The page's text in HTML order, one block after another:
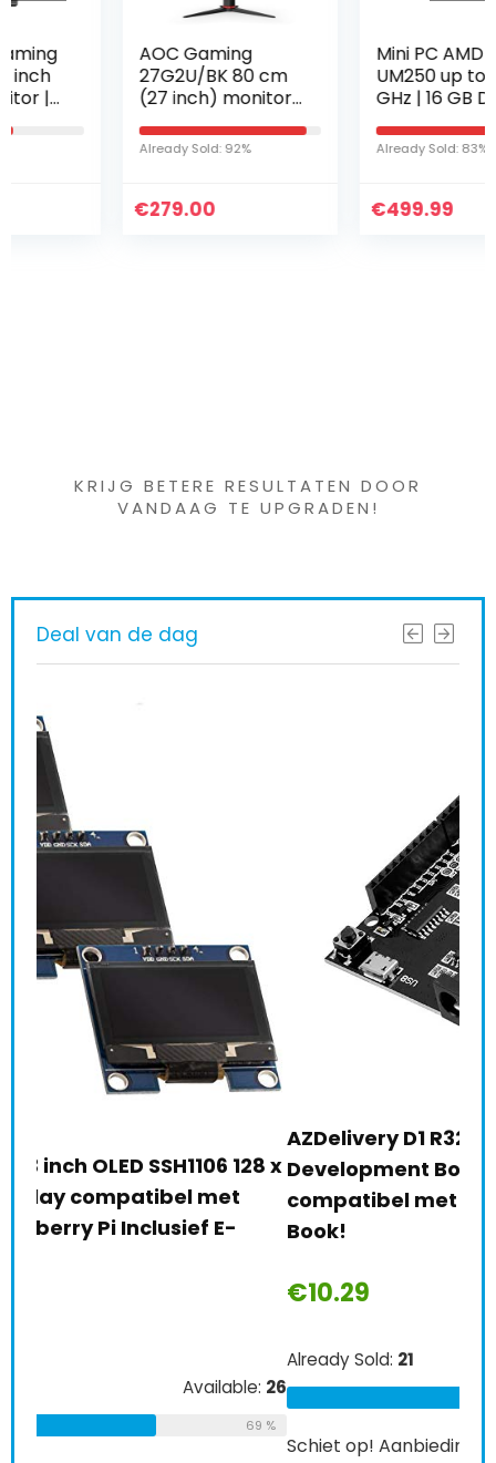
AOC Gaming
27G2U/BK 80 cm
(27 inch) monitor
DisplayPort, Free-
1920×1080…
Already Sold: 92%
Mini PC AMD Ryzen
UM250 up to 3.6
GHz | 16 GB DDR4
RAM 256 GB SSD
Desktop PC |
Already Sold: 83%
KRIJG BETERE RESULTATEN DOOR
VANDAAG TE UPGRADEN!
Deal van de dag
AZDelivery D1 R32 ESP32 CH340G
Development Board WiFi Bluetooth IoT
compatibel met Arduino inclusief E-
Book!
Available:
Schiet op! Aanbieding loopt binnenkort af